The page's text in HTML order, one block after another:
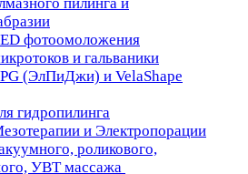
фотоомоложения
и гальваники
(ЭлПиДжи) и VelaShape
гидропилинга
и Электропорации
роликового,
УВТ массажа